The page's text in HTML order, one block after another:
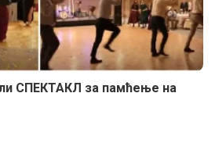
СПЕКТАКЛ за памћење на